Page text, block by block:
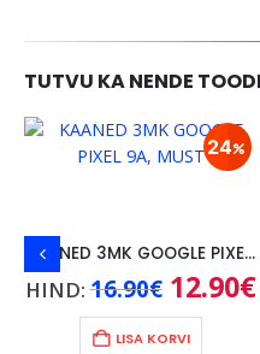
TUTVU KA NENDE
24
KAANED 3MK GOOGLE PIXEL 9A, MUST
HIND:16.90€ Algne
hind
oli:
16.90€.
12.90€
LISA KORVI